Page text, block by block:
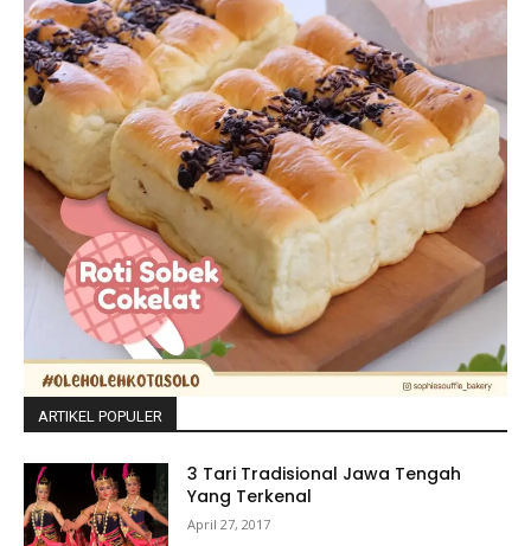
ARTIKEL POPULER
3 Tari Tradisional Jawa Tengah
Yang Terkenal
April 27, 2017